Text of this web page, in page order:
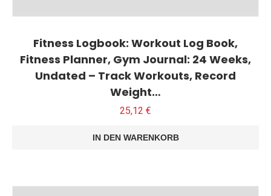
Fitness Logbook: Workout Log Book,
Fitness Planner, Gym Journal: 24 Weeks,
Undated – Track Workouts, Record
Weight…
25,12 €
IN DEN WARENKORB